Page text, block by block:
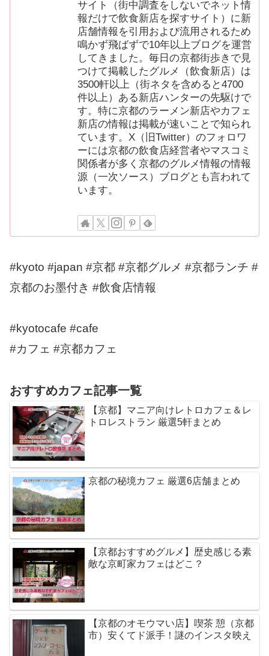
サイト（街中調査をしないでネット情
報だけで飲食新店を探すサイト）に新
店舗情報を引用および流用されるため
鳴かず飛ばずで10年以上ブログを運営
してきました。毎日の京都街歩きで見
つけて掲載したグルメ（飲食新店）は
3500軒以上（街ネタを含めると4700
件以上）ある新店ハンターの先駆けで
す。特に京都のラーメン新店やカフェ
新店の情報は掲載が速いことで知られ
ています。X（旧Twitter）のフォロワ
ーには京都の飲食店経営者やマスコミ
関係者が多く京都のグルメ情報の情報
源（一次ソース）ブログとも言われて
います。
#kyoto #japan #京都 #京都グルメ #京都ランチ #
京都のお墨付き #飲食店情報
#kyotocafe #cafe
#カフェ #京都カフェ
おすすめカフェ記事一覧
【京都】マニア向けレトロカフェ＆レ
トロレストラン 厳選5軒まとめ
京都の秘境カフェ 厳選6店舗まとめ
【京都おすすめグルメ】歴史感じる素
敵な京町家カフェはどこ？
【京都のオモウマい店】喫茶 憩（京都
市）安くてド派手！謎のインスタ映え